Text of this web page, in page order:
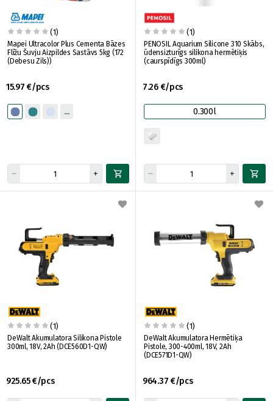
(1)
Mapei Ultracolor Plus Cementa Bāzes
Flīžu Šuvju Aizpildes Sastāvs 5kg (172
(Debesu Zils))
15.97 €/pcs
(1)
PENOSIL Aquarium Silicone 310 Skābs,
ūdensizturīgs silikona hermētiķis
(caurspīdīgs 300ml)
7.26 €/pcs
0.300l
(1)
DeWalt Akumulatora Silikona Pistole
300ml, 18V, 2Ah (DCE560D1-QW)
925.65 €/pcs
(1)
DeWalt Akumulatora Hermētiķa
Pistole, 300-400ml, 18V, 2Ah
(DCE571D1-QW)
964.37 €/pcs